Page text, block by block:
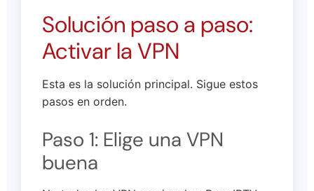
Solución paso a paso:
Activar la VPN
Esta es la solución principal. Sigue estos
pasos en orden.
Paso 1: Elige una VPN
buena